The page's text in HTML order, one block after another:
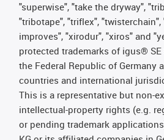
"superwise", "take the dryway",
"tribotape", "triflex",
improves", "xirodur", "xiros" and
protected trademarks of igus® SE
the Federal Republic of Germany
countries and international
This is a representative but non-
intellectual-property rights (e.g.
or pending trademark